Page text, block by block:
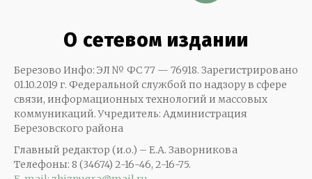
О сетевом издании
Березово Инфо: ЭЛ № ФС 77 — 76918. Зарегистрировано
01.10.2019 г. Федеральной службой по надзору в сфере
связи, информационных технологий и массовых
коммуникаций. Учредитель: Администрация
Березовского района
Главный редактор (и.о.) – Е.А. Заворникова
Телефоны: 8 (34674) 2-16-46, 2-16-75.